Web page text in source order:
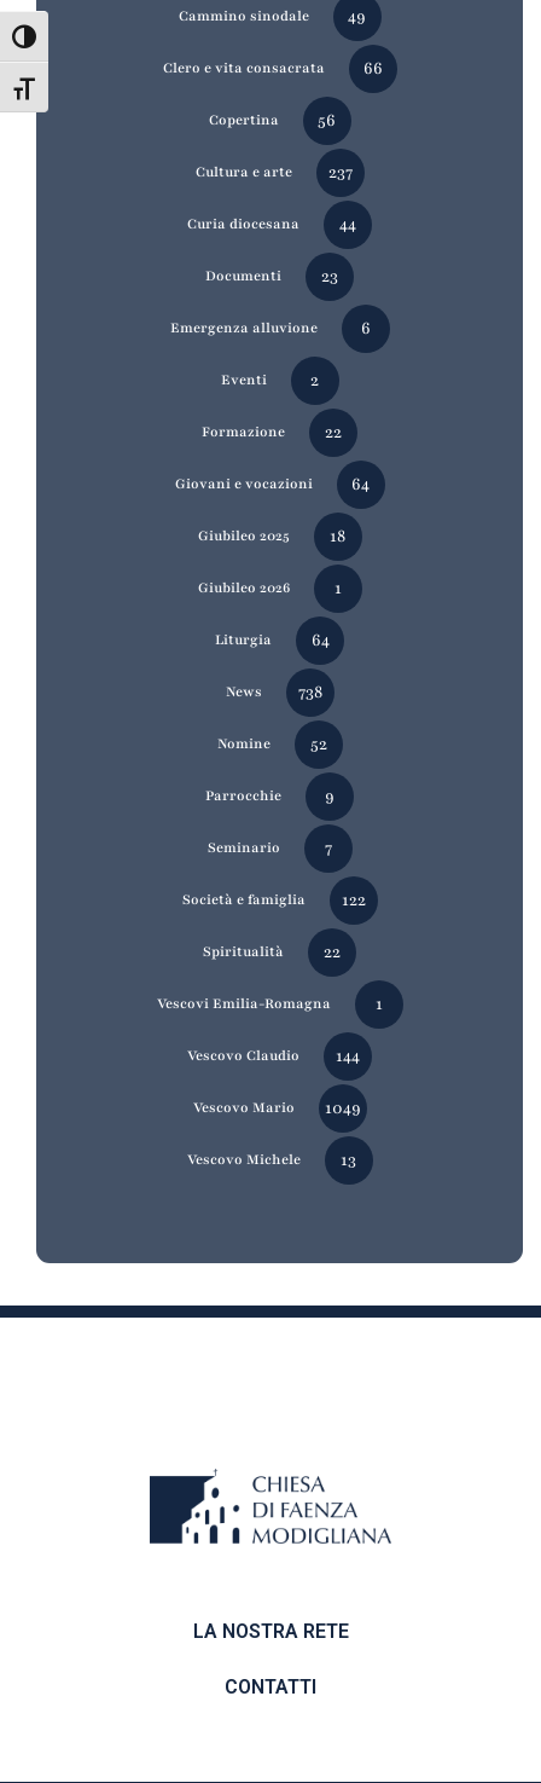
Attiva/disattiva alto contrasto
Attiva/disattiva dimensione testo
Cammino sinodale 49
Clero e vita consacrata 66
Copertina 56
Cultura e arte 237
Curia diocesana 44
Documenti 23
Emergenza alluvione 6
Eventi 2
Formazione 22
Giovani e vocazioni 64
Giubileo 2025 18
Giubileo 2026 1
Liturgia 64
News 738
Nomine 52
Parrocchie 9
Seminario 7
Società e famiglia 122
Spiritualità 22
Vescovi Emilia-Romagna 1
Vescovo Claudio 144
Vescovo Mario 1049
Vescovo Michele 13
LA NOSTRA RETE
CONTATTI